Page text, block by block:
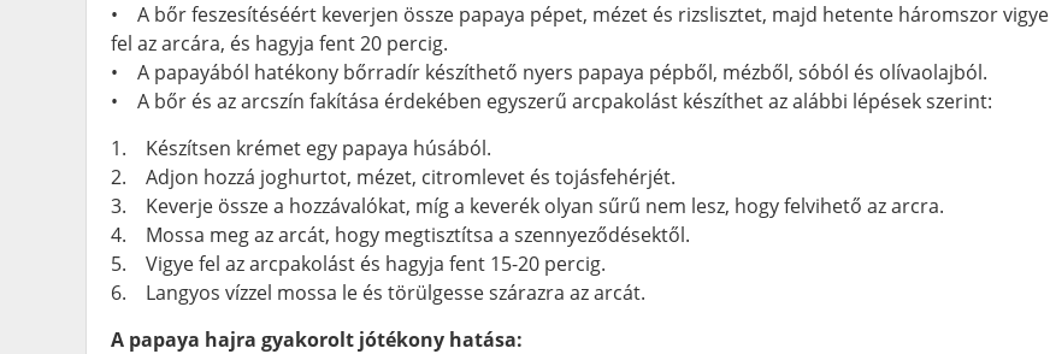
• A bőr feszesítéséért keverjen össze papaya pépet, mézet és rizslisztet, majd hetente háromszor vigye
fel az arcára, és hagyja fent 20 percig.
• A papayából hatékony bőrradír készíthető nyers papaya pépből, mézből, sóból és olívaolajból.
• A bőr és az arcszín fakítása érdekében egyszerű arcpakolást készíthet az alábbi lépések szerint:
1. Készítsen krémet egy papaya húsából.
2. Adjon hozzá joghurtot, mézet, citromlevet és tojásfehérjét.
3. Keverje össze a hozzávalókat, míg a keverék olyan sűrű nem lesz, hogy felvihető az arcra.
4. Mossa meg az arcát, hogy megtisztítsa a szennyeződésektől.
5. Vigye fel az arcpakolást és hagyja fent 15-20 percig.
6. Langyos vízzel mossa le és törülgesse szárazra az arcát.
A papaya hajra gyakorolt jótékony hatása: